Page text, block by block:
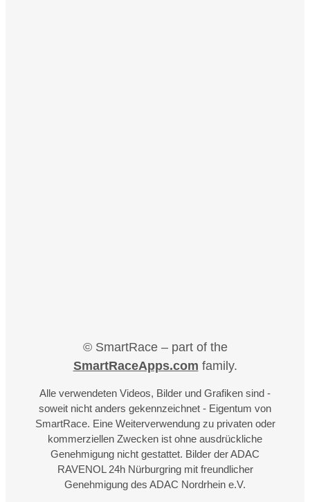
© SmartRace – part of the
SmartRaceApps.com family.
Alle verwendeten Videos, Bilder und Grafiken sind -
soweit nicht anders gekennzeichnet - Eigentum von
SmartRace. Eine Weiterverwendung zu privaten oder
kommerziellen Zwecken ist ohne ausdrückliche
Genehmigung nicht gestattet. Bilder der ADAC
RAVENOL 24h Nürburgring mit freundlicher
Genehmigung des ADAC Nordrhein e.V.